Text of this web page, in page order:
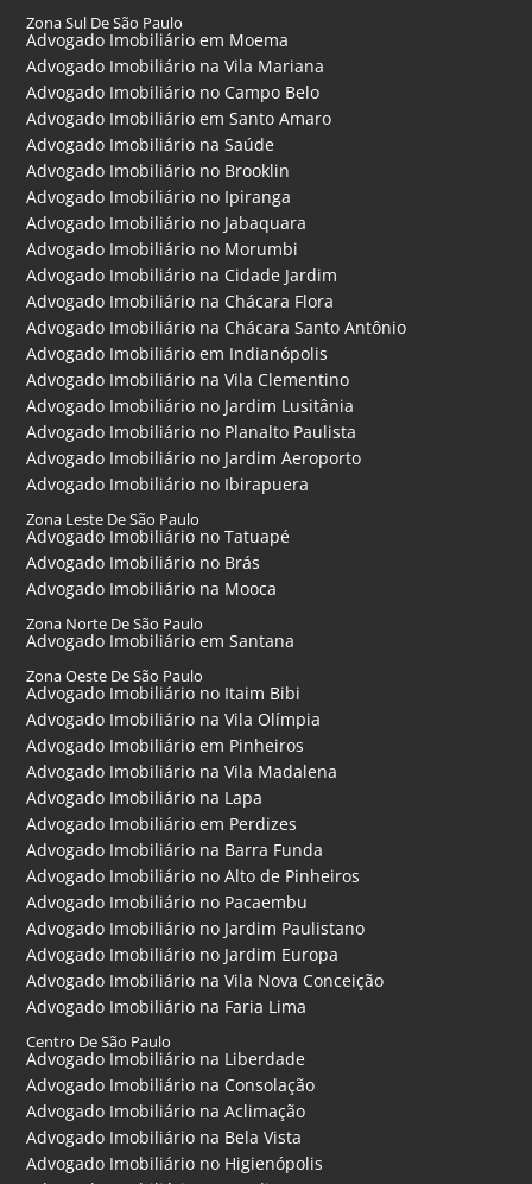
Zona Sul De São Paulo
Advogado Imobiliário em Moema
Advogado Imobiliário na Vila Mariana
Advogado Imobiliário no Campo Belo
Advogado Imobiliário em Santo Amaro
Advogado Imobiliário na Saúde
Advogado Imobiliário no Brooklin
Advogado Imobiliário no Ipiranga
Advogado Imobiliário no Jabaquara
Advogado Imobiliário no Morumbi
Advogado Imobiliário na Cidade Jardim
Advogado Imobiliário na Chácara Flora
Advogado Imobiliário na Chácara Santo Antônio
Advogado Imobiliário em Indianópolis
Advogado Imobiliário na Vila Clementino
Advogado Imobiliário no Jardim Lusitânia
Advogado Imobiliário no Planalto Paulista
Advogado Imobiliário no Jardim Aeroporto
Advogado Imobiliário no Ibirapuera
Zona Leste De São Paulo
Advogado Imobiliário no Tatuapé
Advogado Imobiliário no Brás
Advogado Imobiliário na Mooca
Zona Norte De São Paulo
Advogado Imobiliário em Santana
Zona Oeste De São Paulo
Advogado Imobiliário no Itaim Bibi
Advogado Imobiliário na Vila Olímpia
Advogado Imobiliário em Pinheiros
Advogado Imobiliário na Vila Madalena
Advogado Imobiliário na Lapa
Advogado Imobiliário em Perdizes
Advogado Imobiliário na Barra Funda
Advogado Imobiliário no Alto de Pinheiros
Advogado Imobiliário no Pacaembu
Advogado Imobiliário no Jardim Paulistano
Advogado Imobiliário no Jardim Europa
Advogado Imobiliário na Vila Nova Conceição
Advogado Imobiliário na Faria Lima
Centro De São Paulo
Advogado Imobiliário na Liberdade
Advogado Imobiliário na Consolação
Advogado Imobiliário na Aclimação
Advogado Imobiliário na Bela Vista
Advogado Imobiliário no Higienópolis